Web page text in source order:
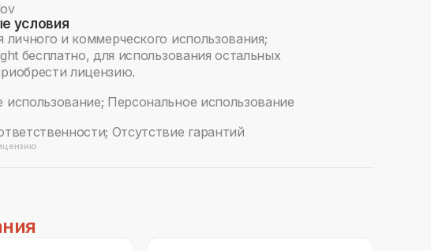
условия
личного и коммерческого использования;
бесплатно, для использования остальных
лицензию.
использование; Персональное использование
Отсутствие гарантий